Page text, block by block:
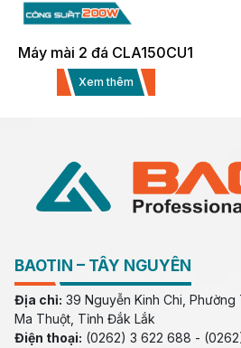
Máy mài 2 đá CLA150CU1
Xem thêm
BAOTIN – TÂY NGUYÊN
Địa chỉ: 39 Nguyễn Kinh Chi,
Ma Thuột, Tỉnh Đắk Lắk
Điện thoại: (0262) 3 622 688 -